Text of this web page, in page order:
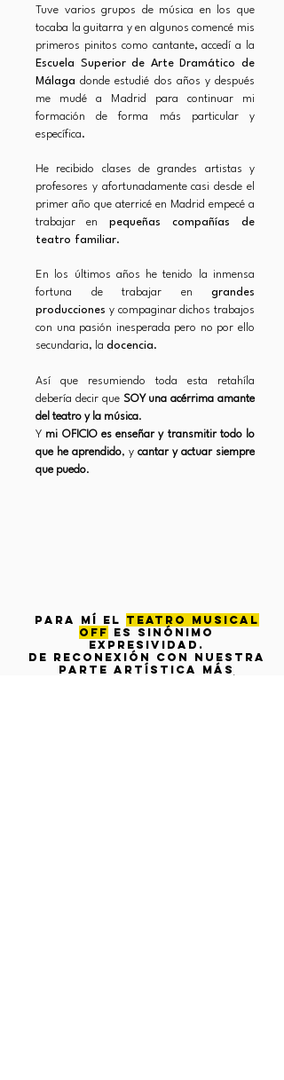
Tuve varios grupos de música en los que
tocaba la guitarra y en algunos comencé mis
primeros pinitos como cantante, accedí a la
Escuela Superior de Arte Dramático de
Málaga donde estudié dos años y después
me mudé a Madrid para continuar mi
formación de forma más particular y
específica.
He recibido clases de grandes artistas y
profesores y afortunadamente casi desde el
primer año que aterricé en Madrid empecé a
trabajar en pequeñas compañías de
teatro familiar.
En los últimos años he tenido la inmensa
fortuna de trabajar en grandes
producciones y compaginar dichos trabajos
con una pasión inesperada pero no por ello
secundaria, la docencia.
Así que resumiendo toda esta retahíla
debería decir que SOY una acérrima amante
del teatro y la música.
Y mi OFICIO es enseñar y transmitir todo lo
que he aprendido, y cantar y actuar siempre
que puedo.
PARA MÍ EL teatro musical
off es sinónimo
expresividad.
De reconexión con nuestra
parte artística más